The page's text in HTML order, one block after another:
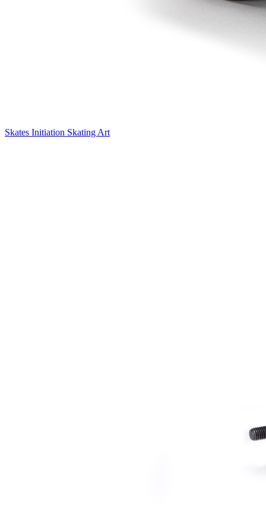
Skates Initiation Skating Art